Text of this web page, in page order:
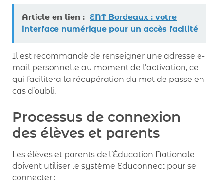
Article en lien : ENT Bordeaux : votre
interface numérique pour un accès facilité
Il est recommandé de renseigner une adresse e-
mail personnelle au moment de l’activation, ce
qui facilitera la récupération du mot de passe en
cas d’oubli.
Processus de connexion
des élèves et parents
Les élèves et parents de l’Éducation Nationale
doivent utiliser le système Educonnect pour se
connecter :